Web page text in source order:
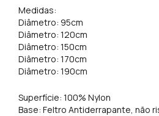
Medidas:
Diâmetro: 95cm
Diâmetro: 120cm
Diâmetro: 150cm
Diâmetro: 170cm
Diâmetro: 190cm
Superfície: 100% Nylon
Base: Feltro Antiderrapante, não